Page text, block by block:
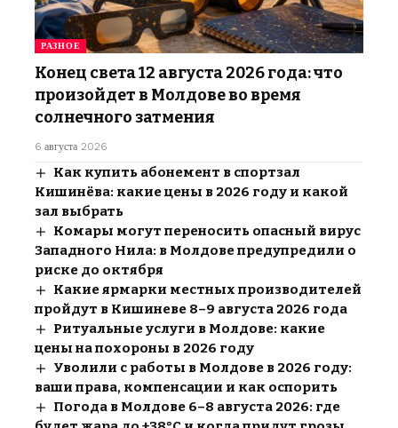
РАЗНОЕ
Конец света 12 августа 2026 года: что
произойдет в Молдове во время
солнечного затмения
6 августа 2026
Как купить абонемент в спортзал
Кишинёва: какие цены в 2026 году и какой
зал выбрать
Комары могут переносить опасный вирус
Западного Нила: в Молдове предупредили о
риске до октября
Какие ярмарки местных производителей
пройдут в Кишиневе 8–9 августа 2026 года
Ритуальные услуги в Молдове: какие
цены на похороны в 2026 году
Уволили с работы в Молдове в 2026 году:
ваши права, компенсации и как оспорить
Погода в Молдове 6–8 августа 2026: где